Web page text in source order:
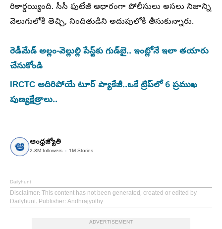
రికార్డయ్యింది. సీసీ ఫుటేజీ ఆధారంగా పోలీసులు అసలు నిజాన్ని
వెలుగులోకి తెచ్చి, నిందితుడిని అదుపులోకి తీసుకున్నారు.
రెడీమేడ్ అల్లం-వెల్లుల్లి పేస్ట్‌కు గుడ్‌బై.. ఇంట్లోనే ఇలా తయారు
చేసుకోండి
IRCTC అదిరిపోయే టూర్ ప్యాకేజీ..ఒకే ట్రిప్‌లో 6 ప్రముఖ
పుణ్యక్షేత్రాలు..
ఆంధ్రజ్యోతి
2.8M followers 1M Stories
Dailyhunt
Disclaimer: This content has not been generated, created or edited by
Dailyhunt. Publisher: Andhrajyothy
ADVERTISEMENT